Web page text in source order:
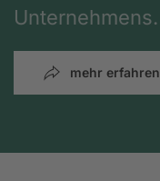
Unternehmens.
mehr erfahren